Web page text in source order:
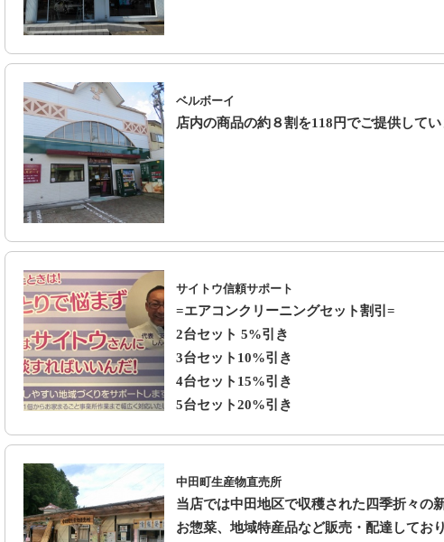
ベルボーイ
店内の商品の約８割を118円でご提供してい
サイトウ信頼サポート
=エアコンクリーニングセット割引=
2台セット 5%引き
3台セット10%引き
4台セット15%引き
5台セット20%引き
中田町生産物直売所
当店では中田地区で収穫された四季折々の
お惣菜、地域特産品など販売・配達しており